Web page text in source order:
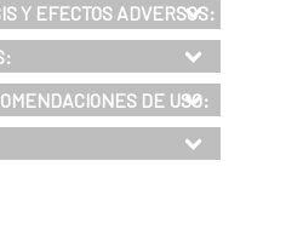
Y EFECTOS ADVERSOS:
DE USO: